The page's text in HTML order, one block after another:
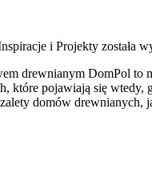
i Projekty została
drewnianym DomPol
które pojawiają się
domów